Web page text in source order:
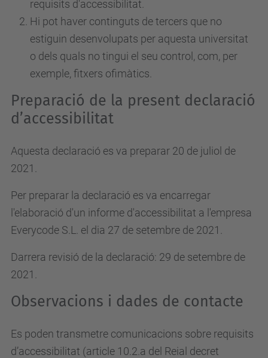
requisits d'accessibilitat.
Hi pot haver continguts de tercers que no
estiguin desenvolupats per aquesta universitat
o dels quals no tingui el seu control, com, per
exemple, fitxers ofimàtics.
Preparació de la present declaració
d’accessibilitat
Aquesta declaració es va preparar 20 de juliol de
2021.
Per preparar la declaració es va encarregar
l'elaboració d'un informe d'accessibilitat a l'empresa
Everycode S.L. el dia 27 de setembre de 2021.
Darrera revisió de la declaració: 29 de setembre de
2021.
Observacions i dades de contacte
Es poden transmetre comunicacions sobre requisits
d’accessibilitat (article 10.2.a del Reial decret